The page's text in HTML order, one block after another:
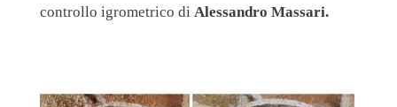
controllo igrometrico di Alessandro Massari.